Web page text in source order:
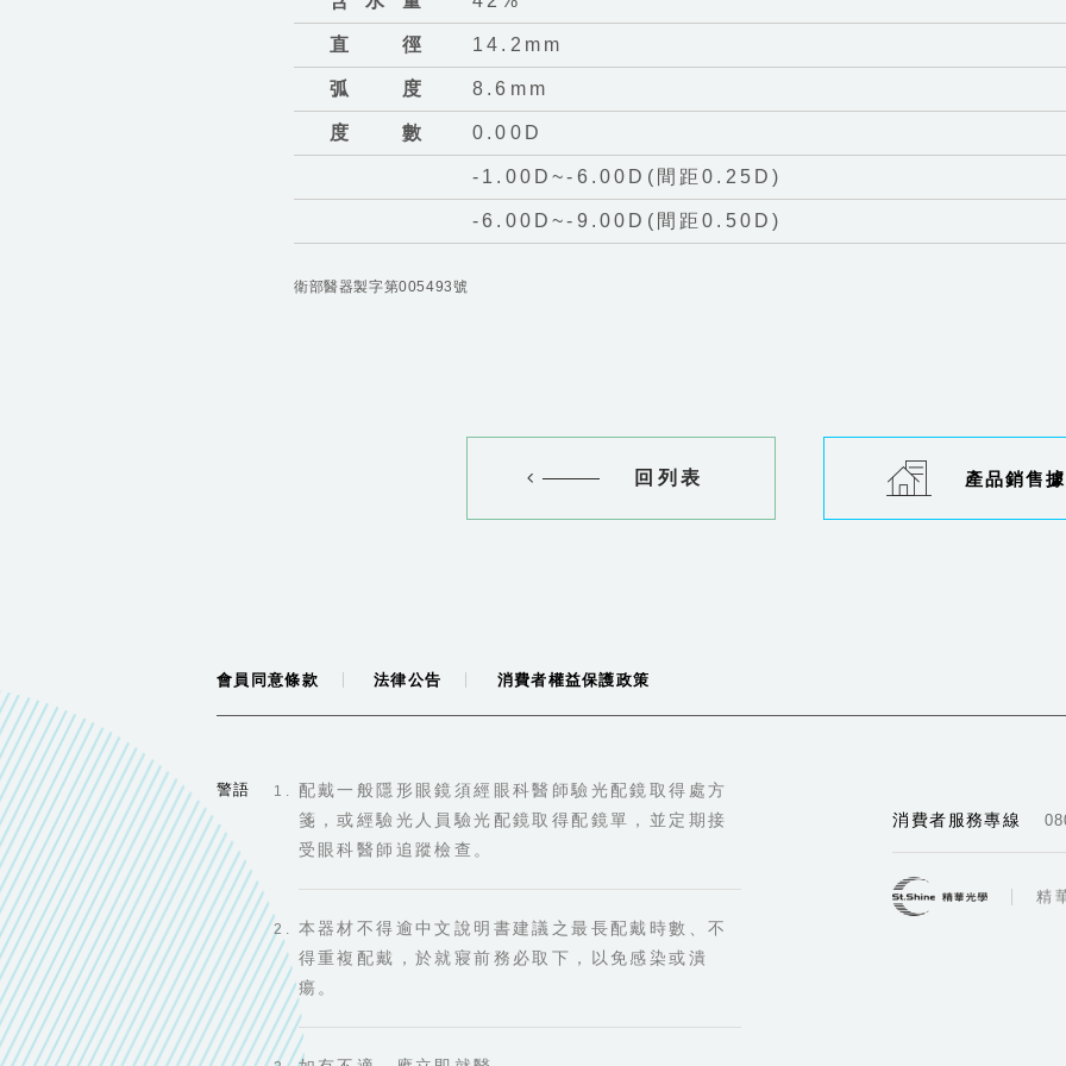
直徑 14.2mm
弧度 8.6mm
度數 0.00D
-1.00D~-6.00D(間距0.25D)
-6.00D~-9.00D(間距0.50D)
衛部醫器製字第005493號
回列表 產品銷售
會員同意條款 法律公告 消費者權益保護政策
警語
配戴一般隱形眼鏡須經眼科醫師驗光配鏡取得處方
箋，或經驗光人員驗光配鏡取得配鏡單，並定期接
受眼科醫師追蹤檢查。
本器材不得逾中文說明書建議之最長配戴時數、不
得重複配戴，於就寢前務必取下，以免感染或潰
瘍。
消費者服務專線
精